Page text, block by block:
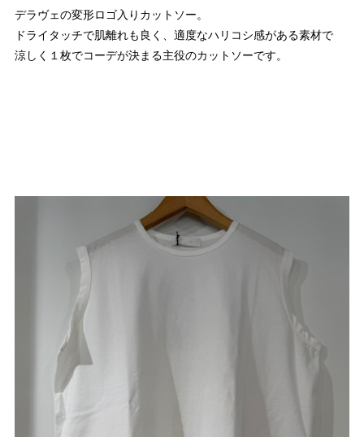
デラヴェの変形ロゴ入りカットソー。
ドライタッチで肌離れも良く、適度なハリコシ感がある素材で
涼しく１枚でコーデが決まる主役のカットソーです。